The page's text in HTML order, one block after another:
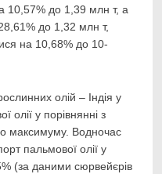
10,57% до 1,39 млн т, а
до 1,32 млн т,
на 10,68% до 10-
олій – Індія у
олії у порівнянні з
максимуму. Водночас
пальмової олії у
(за даними сюрвейєрів